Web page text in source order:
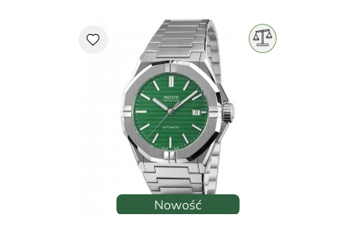
Nowość
favorite